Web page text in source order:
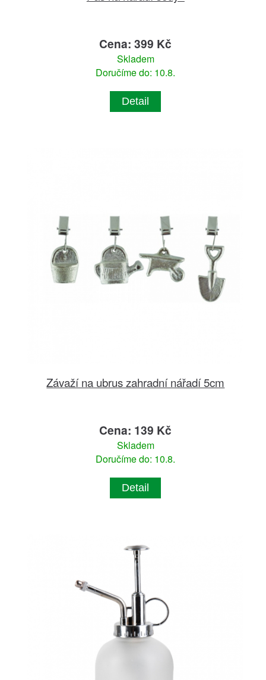
Cena: 399 Kč
Skladem
Doručíme do: 10.8.
Detail
Závaží na ubrus zahradní nářadí 5cm
Cena: 139 Kč
Skladem
Doručíme do: 10.8.
Detail